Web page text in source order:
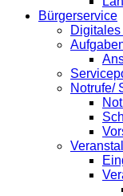
Bürgerservice
Digitales
Notrufe/